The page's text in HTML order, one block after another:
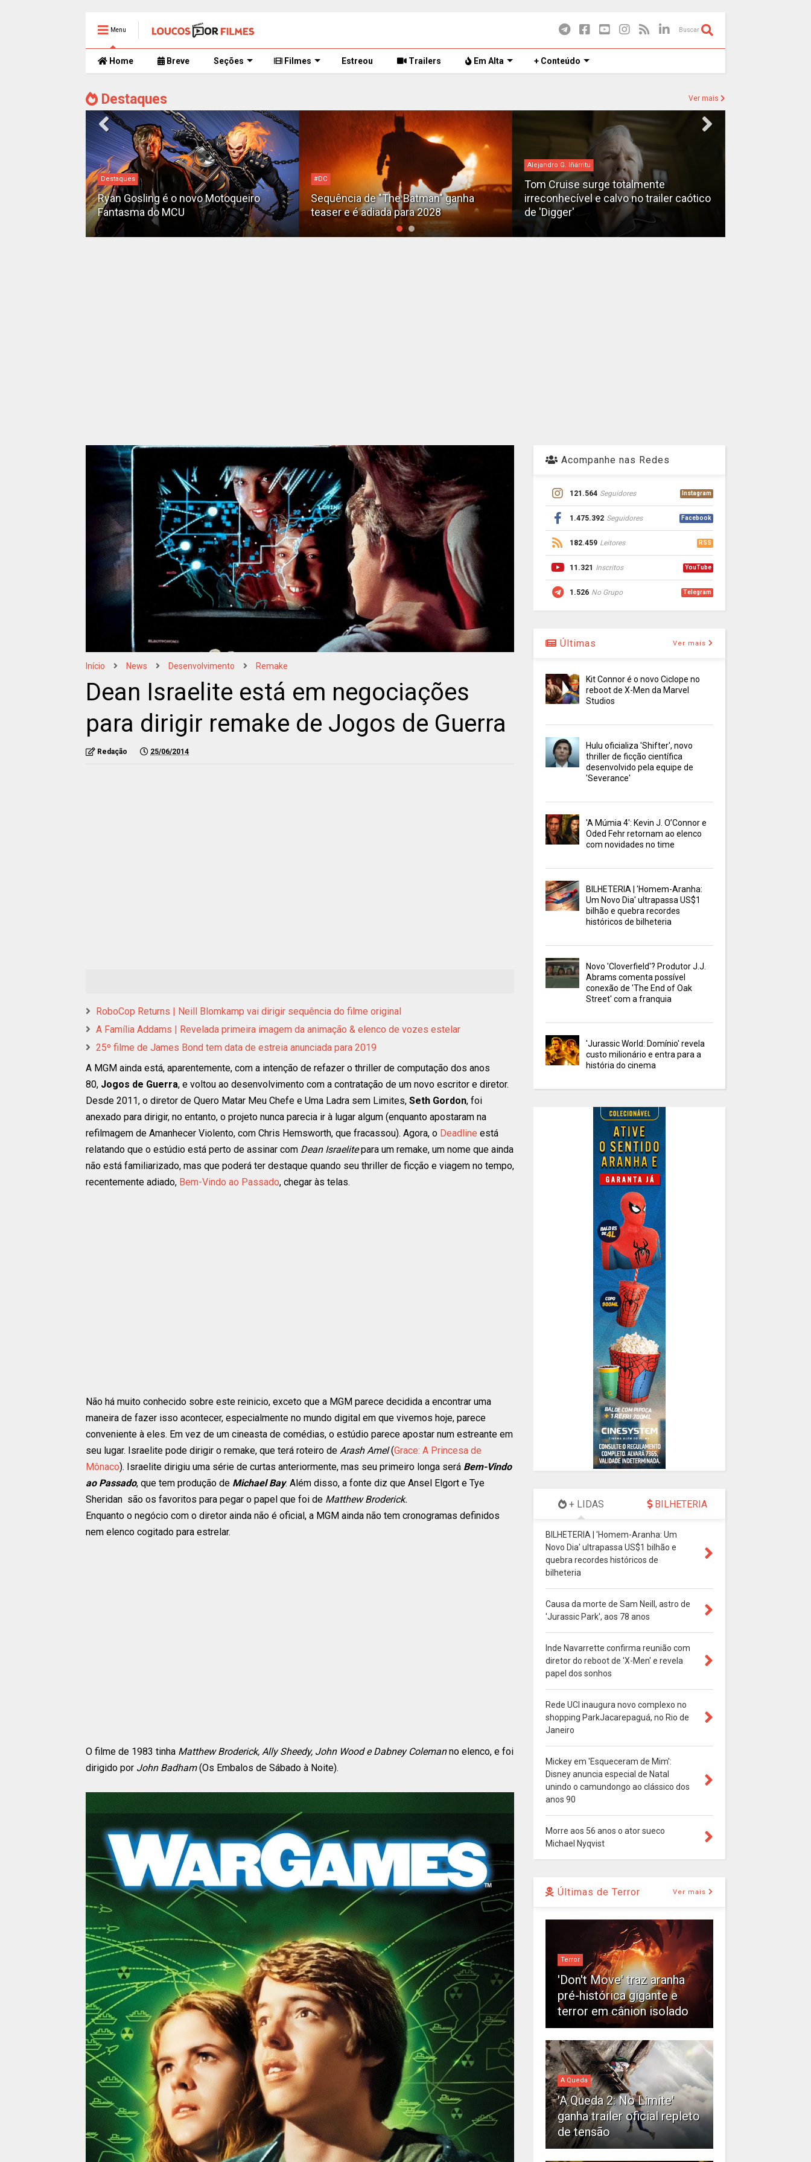
Menu Buscar
Home Breve Seções Filmes Estreou Trailers Em Alta + Conteúdo
Destaques Ver mais
Destaques
Ryan Gosling é o novo Motoqueiro
Fantasma do MCU
#DC
Sequência de "The Batman" ganha
teaser e é adiada para 2028
Alejandro G. Iñárritu
Tom Cruise surge totalmente
irreconhecível e calvo no trailer caótico
de 'Digger'
Início News Desenvolvimento Remake
Dean Israelite está em negociações
para dirigir remake de Jogos de Guerra
Redação 25/06/2014
RoboCop Returns | Neill Blomkamp vai dirigir sequência do filme original
A Família Addams | Revelada primeira imagem da animação & elenco de vozes estelar
25º filme de James Bond tem data de estreia anunciada para 2019
A MGM ainda está, aparentemente, com a intenção de refazer o thriller de computação dos anos
80, Jogos de Guerra, e voltou ao desenvolvimento com a contratação de um novo escritor e diretor.
Desde 2011, o diretor de Quero Matar Meu Chefe e Uma Ladra sem Limites, Seth Gordon, foi
anexado para dirigir, no entanto, o projeto nunca parecia ir à lugar algum (enquanto apostaram na
refilmagem de Amanhecer Violento, com Chris Hemsworth, que fracassou). Agora, o Deadline está
relatando que o estúdio está perto de assinar com Dean Israelitepara um remake, um nome que ainda
não está familiarizado, mas que poderá ter destaque quando seu thriller de ficção e viagem no tempo,
recentemente adiado, Bem-Vindo ao Passado, chegar às telas.
Não há muito conhecido sobre este reinicio, exceto que a MGM parece decidida a encontrar uma
maneira de fazer isso acontecer, especialmente no mundo digital em que vivemos hoje, parece
conveniente à eles. Em vez de um cineasta de comédias, o estúdio parece apostar num estreante em
seu lugar. Israelite pode dirigir o remake, que terá roteiro de Arash Amel(Grace: A Princesa de
Mônaco). Israelite dirigiu uma série de curtas anteriormente, mas seu primeiro longa será Bem-Vindo
ao Passado, que tem produção de Michael Bay. Além disso, a fonte diz que Ansel Elgort e Tye
Sheridan são os favoritos para pegar o papel que foi de Matthew Broderick.
Enquanto o negócio com o diretor ainda não é oficial, a MGM ainda não tem cronogramas definidos
nem elenco cogitado para estrelar.
O filme de 1983 tinha Matthew Broderick, Ally Sheedy, John Wood e Dabney Colemanno elenco, e foi
dirigido por John Badham(Os Embalos de Sábado à Noite).
Acompanhe nas Redes
121.564 Seguidores Instagram
1.475.392 Seguidores Facebook
182.459 Leitores RSS
11.321 Inscritos YouTube
1.526 No Grupo Telegram
Últimas Ver mais
Kit Connor é o novo Ciclope no
reboot de X-Men da Marvel
Studios
Hulu oficializa 'Shifter', novo
thriller de ficção científica
desenvolvido pela equipe de
'Severance'
'A Múmia 4': Kevin J. O’Connor e
Oded Fehr retornam ao elenco
com novidades no time
BILHETERIA | 'Homem-Aranha:
Um Novo Dia' ultrapassa US$1
bilhão e quebra recordes
históricos de bilheteria
Novo 'Cloverfield'? Produtor J.J.
Abrams comenta possível
conexão de 'The End of Oak
Street' com a franquia
'Jurassic World: Domínio' revela
custo milionário e entra para a
história do cinema
+ LIDAS BILHETERIA
BILHETERIA | 'Homem-Aranha: Um
Novo Dia' ultrapassa US$1 bilhão e
quebra recordes históricos de
bilheteria
Causa da morte de Sam Neill, astro de
'Jurassic Park', aos 78 anos
Inde Navarrette confirma reunião com
diretor do reboot de 'X-Men' e revela
papel dos sonhos
Rede UCI inaugura novo complexo no
shopping ParkJacarepaguá, no Rio de
Janeiro
Mickey em 'Esqueceram de Mim':
Disney anuncia especial de Natal
unindo o camundongo ao clássico dos
anos 90
Morre aos 56 anos o ator sueco
Michael Nyqvist
Últimas de Terror Ver mais
Terror
'Don't Move' traz aranha
pré-histórica gigante e
terror em cânion isolado
A Queda
'A Queda 2: No Limite'
ganha trailer oficial repleto
de tensão